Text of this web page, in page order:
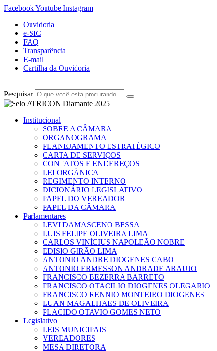
FacebookYoutube Instagram
Ouvidoria
e-SIC
FAQ
Transparência
E-mail
Cartilha da Ouvidoria
Pesquisar
Institucional
SOBRE A CÂMARA
ORGANOGRAMA
PLANEJAMENTO ESTRATÉGICO
CARTA DE SERVIÇOS
CONTATOS E ENDEREÇOS
LEI ORGÂNICA
REGIMENTO INTERNO
DICIONÁRIO LEGISLATIVO
PAPEL DO VEREADOR
PAPEL DA CÂMARA
Parlamentares
LEVI DAMASCENO BESSA
LUIS FELIPE OLIVEIRA LIMA
CARLOS VINÍCIUS NAPOLEÃO NOBRE
EDISIO GIRÃO LIMA
ANTONIO ANDRE DIOGENES CABO
ANTONIO ERMESSON ANDRADE ARAUJO
FRANCISCO BEZERRA BARRETO
FRANCISCO OTACILIO DIOGENES OLEGARIO
FRANCISCO RENNIO MONTEIRO DIOGENES
LUAN MAGALHAES DE OLIVEIRA
PLACIDO OTAVIO GOMES NETO
Legislativo
LEIS MUNICIPAIS
VEREADORES
MESA DIRETORA